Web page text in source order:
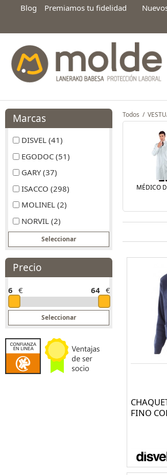
Blog Premiamos tu fidelidad
Marcas
DISVEL (41)
EGODOC (51)
GARY (37)
ISACCO (298)
MOLINEL (2)
NORVIL (2)
Precio
6 € 64 €
Todos /
MÉDICO
FINO